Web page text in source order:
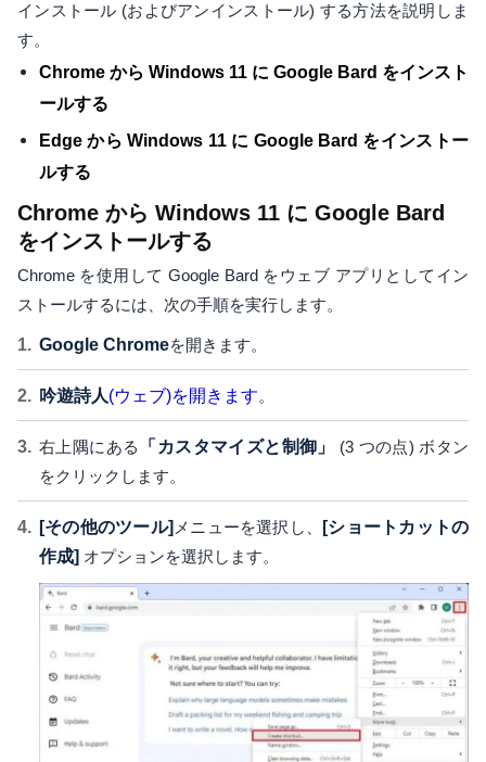
インストール (およびアンインストール) する方法を説明しま
す。
Chrome から Windows 11 に Google Bard をインスト
ールする
Edge から Windows 11 に Google Bard をインストー
ルする
Chrome から Windows 11 に Google Bard
をインストールする
Chrome を使用して Google Bard をウェブ アプリとしてイン
ストールするには、次の手順を実行します。
Google Chromeを開きます。
吟遊詩人(ウェブ)を開きます。
右上隅にある 「カスタマイズと制御」
(3 つの点) ボタン
をクリックします。
[その他のツール] メニューを選択し、
[ショートカットの
作成] オプションを選択します。